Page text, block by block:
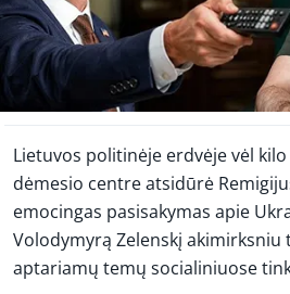
Lietuvos politinėje erdvėje vėl
dėmesio centre atsidūrė
emocingas pasisakymas apie
Volodymyrą Zelenskį akimirksniu
aptariamų temų socialiniuose